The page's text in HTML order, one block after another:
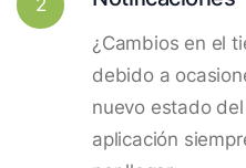
¿Cambios en el
debido a
nuevo estado
aplicación